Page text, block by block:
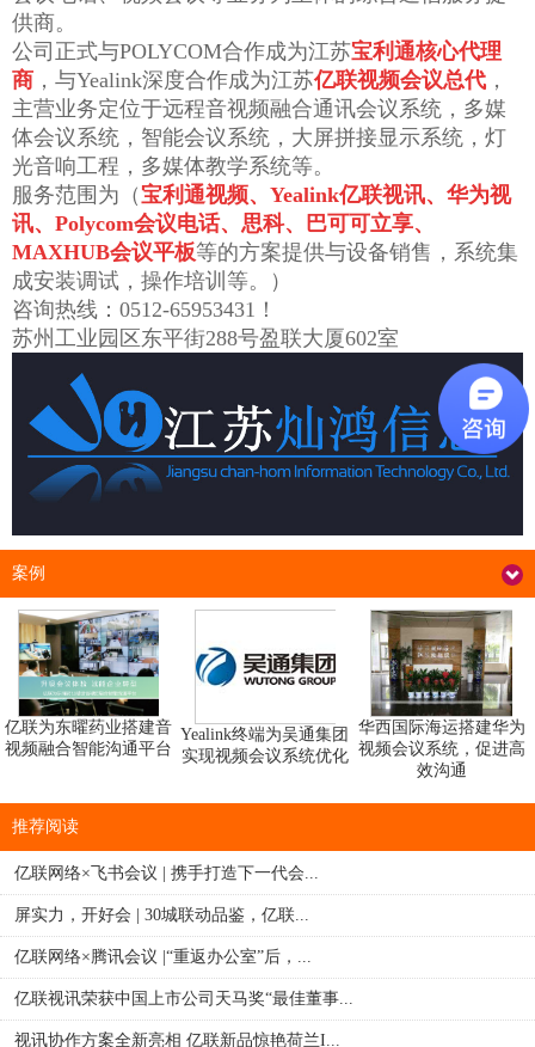
供商。
公司正式与POLYCOM合作成为江苏宝利通核心代理
商 ，与Yealink深度合作成为江苏亿联视频会议总代 ，
主营业务定位于远程音视频融合通讯会议系统，多媒
体会议系统，智能会议系统，大屏拼接显示系统，灯
光音响工程，多媒体教学系统等。
服务范围为（ 宝利通视频、Yealink亿联视讯、华为视
讯、Polycom会议电话、思科、巴可可立享、
MAXHUB会议平板等的方案提供与设备销售，系统集
成安装调试，操作培训等。）
咨询热线：0512-65953431！
苏州工业园区东平街288号盈联大厦602室
案例
亿联为东曜药业搭建音
视频融合智能沟通平台
Yealink终端为吴通集团
实现视频会议系统优化
华西国际海运搭建华为
视频会议系统，促进高
效沟通
推荐阅读
亿联网络×飞书会议 | 携手打造下一代会...
屏实力，开好会 | 30城联动品鉴，亿联...
亿联网络×腾讯会议 |“重返办公室”后，...
亿联视讯荣获中国上市公司天马奖“最佳董事...
视讯协作方案全新亮相 亿联新品惊艳荷兰I...